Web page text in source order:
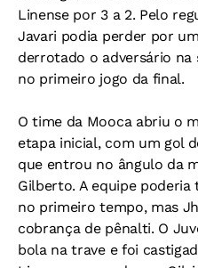
Linense por 3 a 2. Pelo
Javari podia perder por
derrotado o adversário na
no primeiro jogo da final.
O time da Mooca abriu o
etapa inicial, com um gol
que entrou no ângulo da
Gilberto. A equipe
no primeiro tempo, mas
cobrança de pênalti. O
bola na trave e foi